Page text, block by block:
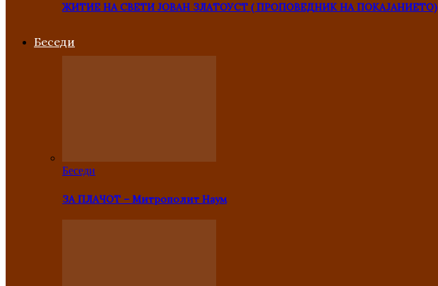
ЖИТИЕ НА СВЕТИ ЈОВАН ЗЛАТОУСТ ( ПРОПОВЕДНИК НА ПОКАЈАНИЕТО)
Беседи
Беседи
ЗА ПЛАЧОТ – Митрополит Наум